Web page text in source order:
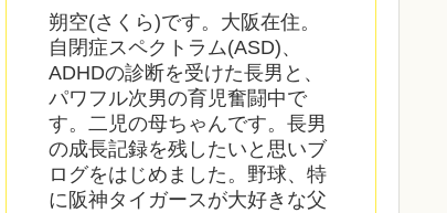
朔空(さくら)です。大阪在住。
自閉症スペクトラム(ASD)、
ADHDの診断を受けた長男と、
パワフル次男の育児奮闘中で
す。二児の母ちゃんです。長男
の成長記録を残したいと思いブ
ログをはじめました。野球、特
に阪神タイガースが大好きな父